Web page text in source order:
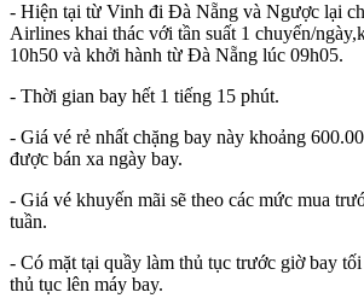
- Hiện tại từ Vinh đi Đà Nẵng và Ngược lại
Airlines khai thác với tần suất 1 chuyến/
10h50 và khởi hành từ Đà Nẵng lúc 09h05.
- Thời gian bay hết 1 tiếng 15 phút.
- Giá vé rẻ nhất chặng bay này khoảng
được bán xa ngày bay.
- Giá vé khuyến mãi sẽ theo các mức mua
tuần.
- Có mặt tại quầy làm thủ tục trước giờ bay
thủ tục lên máy bay.